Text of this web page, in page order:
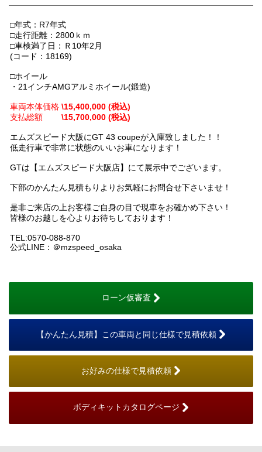
□年式：R7年式
□走行距離：2800ｋｍ
□車検満了日：Ｒ10年2月
(コード：18169)
□ホイール
・21インチAMGアルミホイール(鍛造)
車両本体価格 \15,400,000 (税込)
支払総額 \15,700,000 (税込)
エムズスピード大阪にGT 43 coupeが入庫致しました！！
低走行車で非常に状態のいいお車になります！
GTは【エムズスピード大阪店】にて展示中でございます。
下部のかんたん見積もりよりお気軽にお問合せ下さいませ！
是非ご来店の上お客様ご自身の目で現車をお確かめ下さい！
皆様のお越しを心よりお待ちしております！
TEL:0570-088-870
公式LINE：＠mzspeed_osaka
ローン仮審査
【かんたん見積】この車両と同じ仕様で見積依頼
お好みの仕様で見積依頼
ボディキットカタログページ